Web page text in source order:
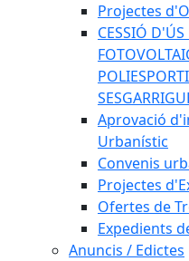
Projectes
CESSIÓ D'ÚS
Aprovació
Urbanístic
Convenis
Projectes
Ofertes de
Expedients
Anuncis / Edictes